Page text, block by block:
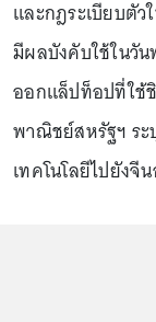
และกฎระเบียบตั
มีผลบังคับใช้ในวั
ออกแล็ปท็อปที่ใช้
พาณิชย์สหรัฐฯ ระ
เทคโนโลยีไปยังจี